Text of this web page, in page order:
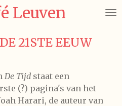
Leuven
21STE EEUW
De Tijd staat een
(?) pagina's van het
Harari, de auteur van